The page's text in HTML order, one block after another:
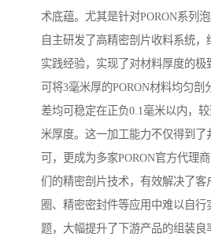
术底蕴。尤其是针对PORON系列
自主研发了高精密剖片收料系统，
实践经验，实现了对材料厚度的极
可将3毫米厚的PORON材料均匀剖
差均可稳定在正负0.1毫米以内，
米厚度。这一加工能力不仅得到了
可，更成为多家PORON官方代理
们的精密剖片技术，有效解决了客
圈、精密密封件等应用中难以自行
题，大幅提升了下游产品的组装良